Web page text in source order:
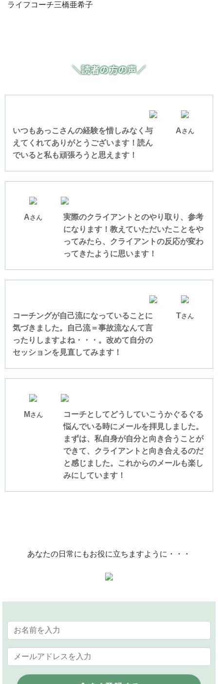
ライフコーチ三橋亜希子
＼読者の方の声／
いつもあっこさんの経験を惜しみなく与
えてくれてありがとうございます！読ん
でいると私も頑張ろうと思えます！
Aさん
Aさん
実際のクライアントとのやり取り、参考
になります！ 教えていただいたことをや
ってみたら、クライアントの反応が変わ
ってきたように思います！
コーチングが自己流になっていることに
気づきました。自己流＝事故流なんて言
ったりしますよね・・・。改めて自分の
セッションを見直してみます！
Tさん
M さん
コーチとしてどうしていこうかぐるぐる
悩んでいる時にメールを拝見しました。
まずは、私自身が自分と向き合うことが
できて、クライアントと向き合えるのだ
と感じました。これからのメールも楽し
みにしています！
あなたの日常にもお役に立ちますように・・・